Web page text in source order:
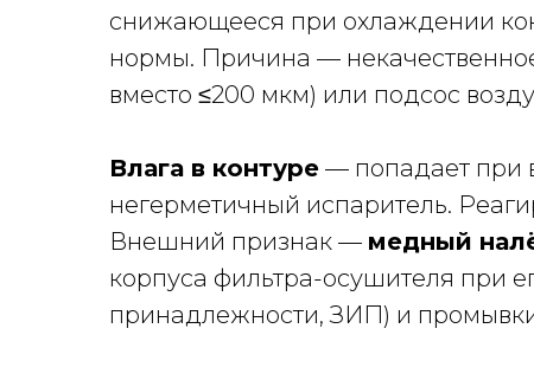
снижающееся при охлаждении
нормы. Причина —
вместо ≤200 мкм) или подсос
Влага в контуре — попадает при
негерметичный испаритель.
Внешний признак — медный
корпуса фильтра-осушителя при
принадлежности, ЗИП) и